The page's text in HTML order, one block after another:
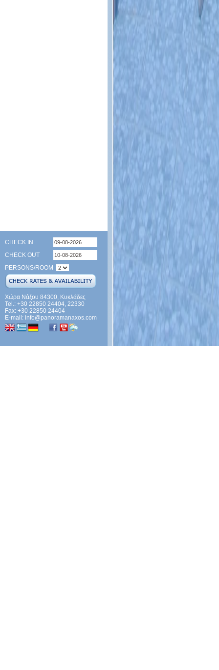
CHECK IN
CHECK OUT
PERSONS/ROOM
Χώρα Νάξου 84300, Κυκλάδες
Tel.: +30 22850 24404, 22330
Fax: +30 22850 24404
E-mail: info@panoramanaxos.com